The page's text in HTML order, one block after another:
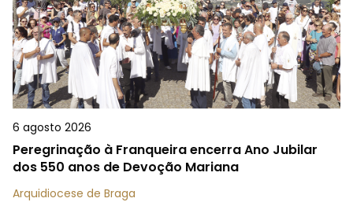
6 agosto 2026
Peregrinação à Franqueira encerra Ano Jubilar
dos 550 anos de Devoção Mariana
Arquidiocese de Braga